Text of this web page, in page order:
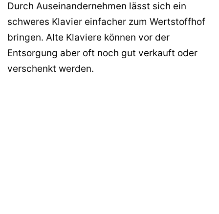
Durch Auseinandernehmen lässt sich ein
schweres Klavier einfacher zum Wertstoffhof
bringen. Alte Klaviere können vor der
Entsorgung aber oft noch gut verkauft oder
verschenkt werden.